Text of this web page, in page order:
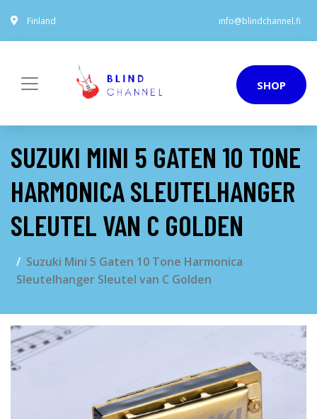
Finland info@blindchannel.fi
SHOP
SUZUKI MINI 5 GATEN 10 TONE
HARMONICA SLEUTELHANGER
SLEUTEL VAN C GOLDEN
Suzuki Mini 5 Gaten 10 Tone Harmonica
Sleutelhanger Sleutel van C Golden